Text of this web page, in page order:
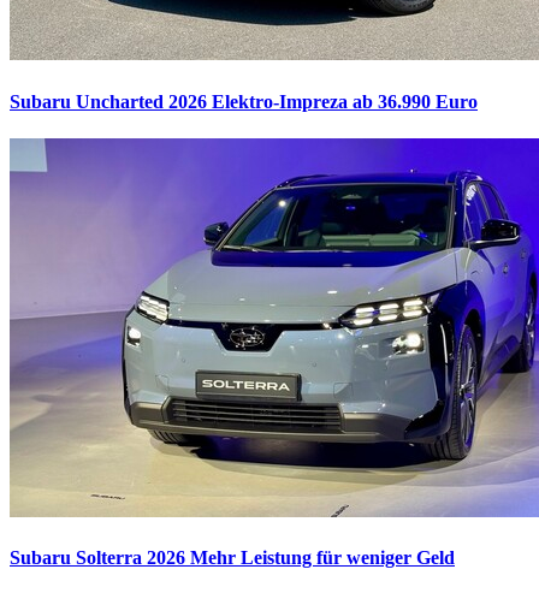
Subaru Uncharted 2026 Elektro-Impreza ab 36.990 Euro
Subaru Solterra 2026 Mehr Leistung für weniger Geld